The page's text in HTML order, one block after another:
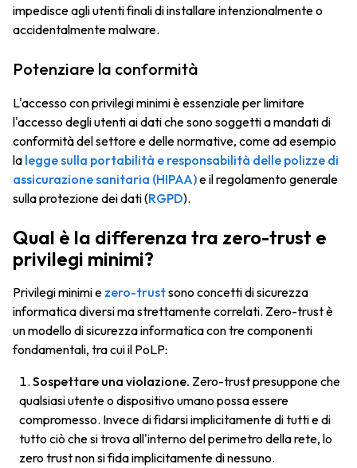
impedisce agli utenti finali di installare intenzionalmente o
accidentalmente malware.
Potenziare la conformità
L'accesso con privilegi minimi è essenziale per limitare
l'accesso degli utenti ai dati che sono soggetti a mandati di
conformità del settore e delle normative, come ad esempio
la legge sulla portabilità e responsabilità delle polizze di
assicurazione sanitaria (HIPAA)e il regolamento generale
sulla protezione dei dati (RGPD).
Qual è la differenza tra zero-trust e
privilegi minimi?
Privilegi minimi e zero-trustsono concetti di sicurezza
informatica diversi ma strettamente correlati. Zero-trust è
un modello di sicurezza informatica con tre componenti
fondamentali, tra cui il PoLP:
Sospettare una violazione. Zero-trust presuppone che
qualsiasi utente o dispositivo umano possa essere
compromesso. Invece di fidarsi implicitamente di tutti e di
tutto ciò che si trova all'interno del perimetro della rete, lo
zero trust non si fida implicitamente di nessuno.